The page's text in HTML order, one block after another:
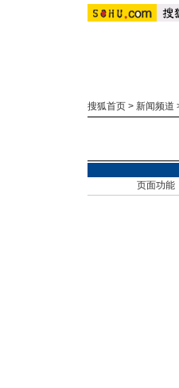
搜狐首页 > 新闻频道
页面功能